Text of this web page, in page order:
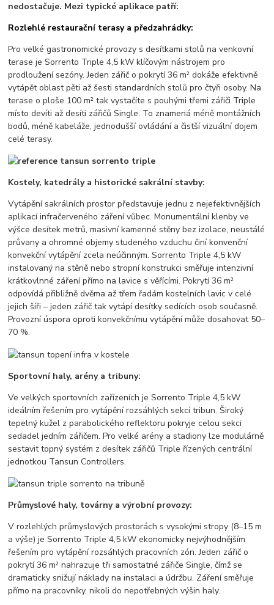
nedostačuje. Mezi typické aplikace patří:
Rozlehlé restaurační terasy a předzahrádky:
Pro velké gastronomické provozy s desítkami stolů na venkovní
terase je Sorrento Triple 4,5 kW klíčovým nástrojem pro
prodloužení sezóny. Jeden zářič o pokrytí 36 m² dokáže efektivně
vytápět oblast pěti až šesti standardních stolů pro čtyři osoby. Na
terase o ploše 100 m² tak vystačíte s pouhými třemi zářiči Triple
místo devíti až desíti zářičů Single. To znamená méně montážních
bodů, méně kabeláže, jednodušší ovládání a čistší vizuální dojem
celé terasy.
Kostely, katedrály a historické sakrální stavby:
Vytápění sakrálních prostor představuje jednu z nejefektivnějších
aplikací infračerveného záření vůbec. Monumentální klenby ve
výšce desítek metrů, masivní kamenné stěny bez izolace, neustálé
průvany a ohromné objemy studeného vzduchu činí konvenční
konvekční vytápění zcela neúčinným. Sorrento Triple 4,5 kW
instalovaný na stěně nebo stropní konstrukci směřuje intenzivní
krátkovlnné záření přímo na lavice s věřícími. Pokrytí 36 m²
odpovídá přibližně dvěma až třem řadám kostelních lavic v celé
jejich šíři – jeden zářič tak vytápí desítky sedících osob současně.
Provozní úspora oproti konvekčnímu vytápění může dosahovat 50–
70 %.
Sportovní haly, arény a tribuny:
Ve velkých sportovních zařízeních je Sorrento Triple 4,5 kW
ideálním řešením pro vytápění rozsáhlých sekcí tribun. Široký
tepelný kužel z parabolického reflektoru pokryje celou sekci
sedadel jedním zářičem. Pro velké arény a stadiony lze modulárně
sestavit topný systém z desítek zářičů Triple řízených centrální
jednotkou Tansun Controllers.
Průmyslové haly, továrny a výrobní provozy:
V rozlehlých průmyslových prostorách s vysokými stropy (8–15 m
a výše) je Sorrento Triple 4,5 kW ekonomicky nejvýhodnějším
řešením pro vytápění rozsáhlých pracovních zón. Jeden zářič o
pokrytí 36 m² nahrazuje tři samostatné zářiče Single, čímž se
dramaticky snižují náklady na instalaci a údržbu. Záření směřuje
přímo na pracovníky, nikoli do nepotřebných výšin haly.